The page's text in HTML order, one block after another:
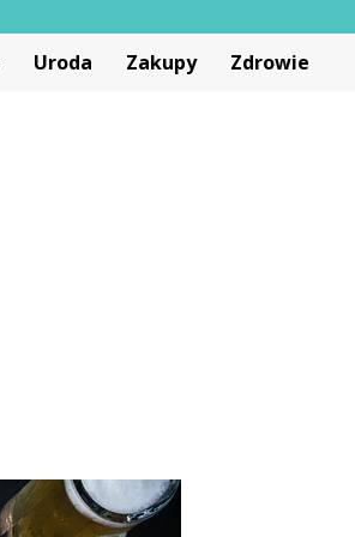
Uroda Zakupy Zdrowie